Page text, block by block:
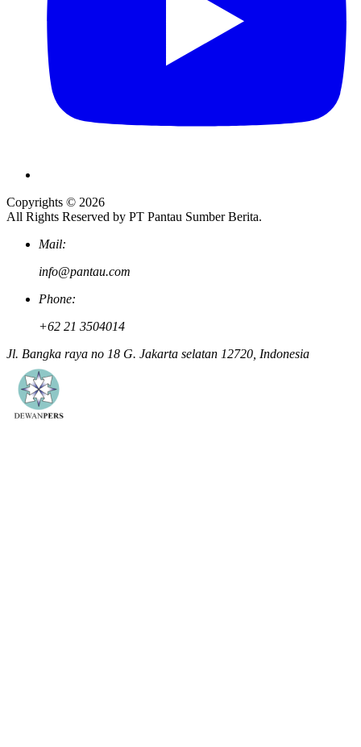
Copyrights © 2026
All Rights Reserved by PT Pantau Sumber Berita.
Mail:
info@pantau.com
Phone:
+62 21 3504014
Jl. Bangka raya no 18 G. Jakarta selatan 12720, Indonesia